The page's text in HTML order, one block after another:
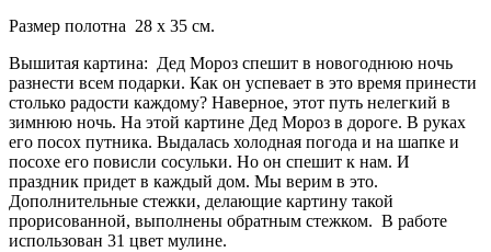
Размер полотна 28 х 35 см.
Вышитая картина: Дед Мороз спешит в новогоднюю ночь
разнести всем подарки. Как он успевает в это время принести
столько радости каждому? Наверное, этот путь нелегкий в
зимнюю ночь. На этой картине Дед Мороз в дороге. В руках
его посох путника. Выдалась холодная погода и на шапке и
посохе его повисли сосульки. Но он спешит к нам. И
праздник придет в каждый дом. Мы верим в это.
Дополнительные стежки, делающие картину такой
прорисованной, выполнены обратным стежком. В работе
использован 31 цвет мулине.